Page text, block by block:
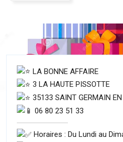
LA BONNE AFFAIRE
3 LA HAUTE PISSOTTE
35133 SAINT GERMAIN EN
06 80 23 51 33
Horaires : Du Lundi au